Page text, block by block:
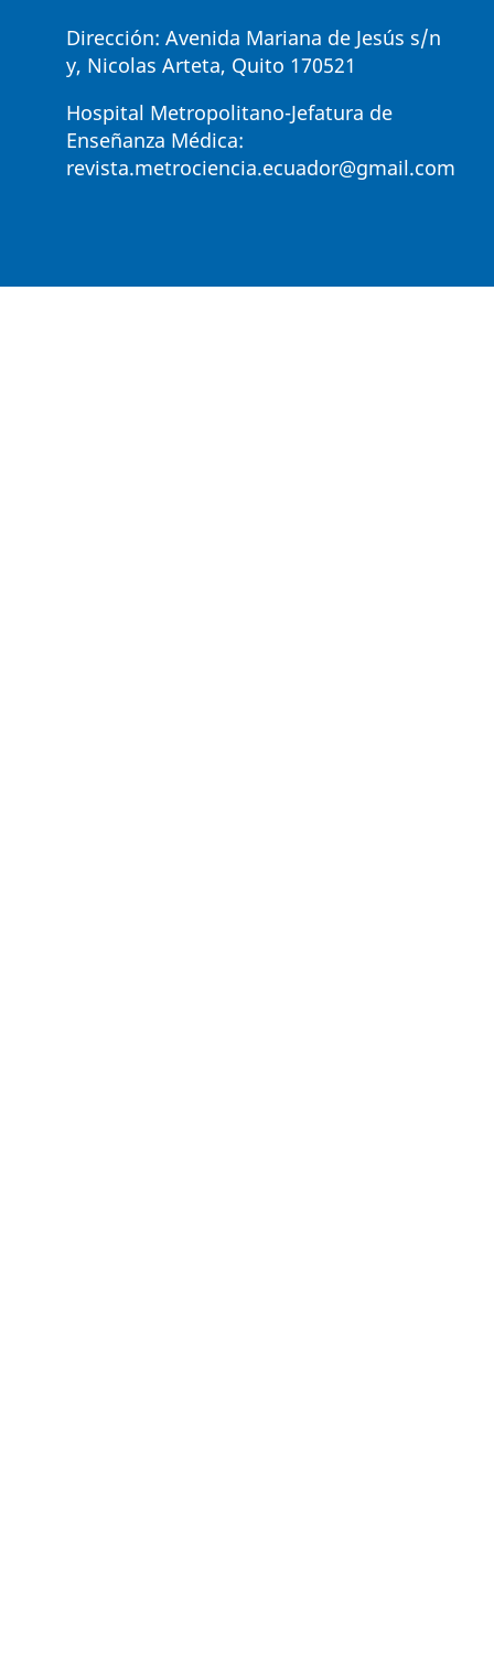
Dirección: Avenida Mariana de Jesús s/n
y, Nicolas Arteta, Quito 170521
Hospital Metropolitano-Jefatura de
Enseñanza Médica:
revista.metrociencia.ecuador@gmail.com